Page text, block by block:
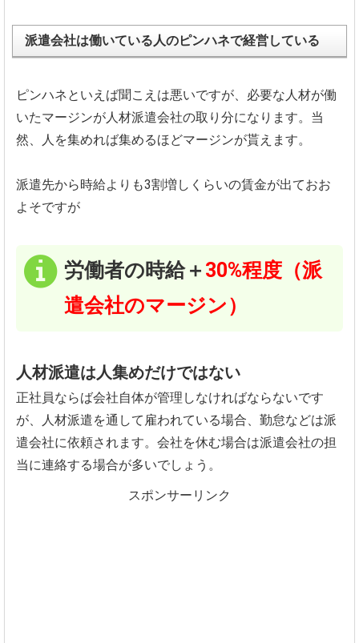
派遣会社は働いている人のピンハネで経営している
ピンハネといえば聞こえは悪いですが、必要な人材が働
いたマージンが人材派遣会社の取り分になります。当
然、人を集めれば集めるほどマージンが貰えます。
派遣先から時給よりも3割増しくらいの賃金が出ておお
よそですが
労働者の時給＋ 30%程度（派
遣会社のマージン）
人材派遣は人集めだけではない
正社員ならば会社自体が管理しなければならないです
が、人材派遣を通して雇われている場合、勤怠などは派
遣会社に依頼されます。会社を休む場合は派遣会社の担
当に連絡する場合が多いでしょう。
スポンサーリンク